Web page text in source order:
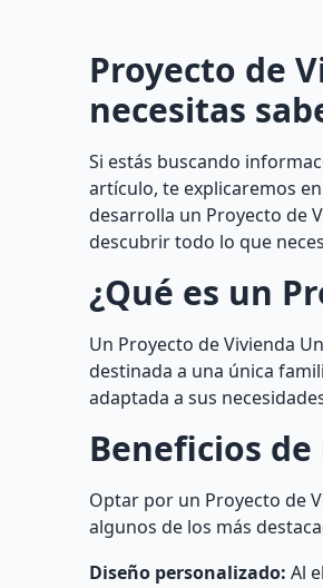
Proyecto de
necesitas
Si estás buscando
artículo, te explicaremos
desarrolla un Proyecto de
descubrir todo lo que
¿Qué es un
Un Proyecto de Vivienda
destinada a una única
adaptada a sus
Beneficios
Optar por un Proyecto de
algunos de los más
Diseño personalizado: Al